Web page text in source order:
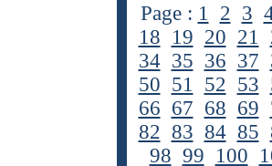
Page : 1 2 3
18 19 20 21
34 35 36 37
50 51 52 53
66 67 68 69
82 83 84 85
98 99 100